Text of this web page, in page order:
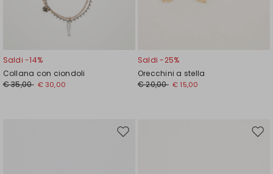
Saldi -14%
Collana con ciondoli
€ 35,00 € 30,00
Saldi -25%
Orecchini a stella
€ 20,00 € 15,00
Sposta